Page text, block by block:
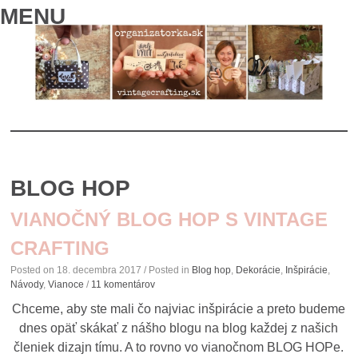
MENU
CONTENT
BLOG HOP
VIANOČNÝ BLOG HOP S VINTAGE
CRAFTING
Posted on 18. decembra 2017 / Posted in Blog hop Dekorácie Inšpirácie
Návody,Vianoce / 11 komentárov
Chceme, aby ste mali čo najviac inšpirácie a preto budeme
dnes opäť skákať z nášho blogu na blog každej z našich
členiek dizajn tímu. A to rovno vo vianočnom BLOG HOPe.